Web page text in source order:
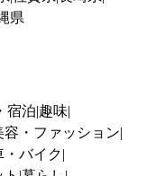
県
宿泊 趣味
容・ファッション
・バイク